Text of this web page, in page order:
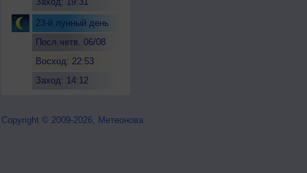
23-й лунный день
Посл.четв. 06/08
Восход: 22:53
Заход: 14:12
Copyright © 2009-2026, Метеонова